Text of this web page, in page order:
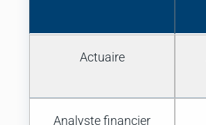
Actuaire
Analyste financier